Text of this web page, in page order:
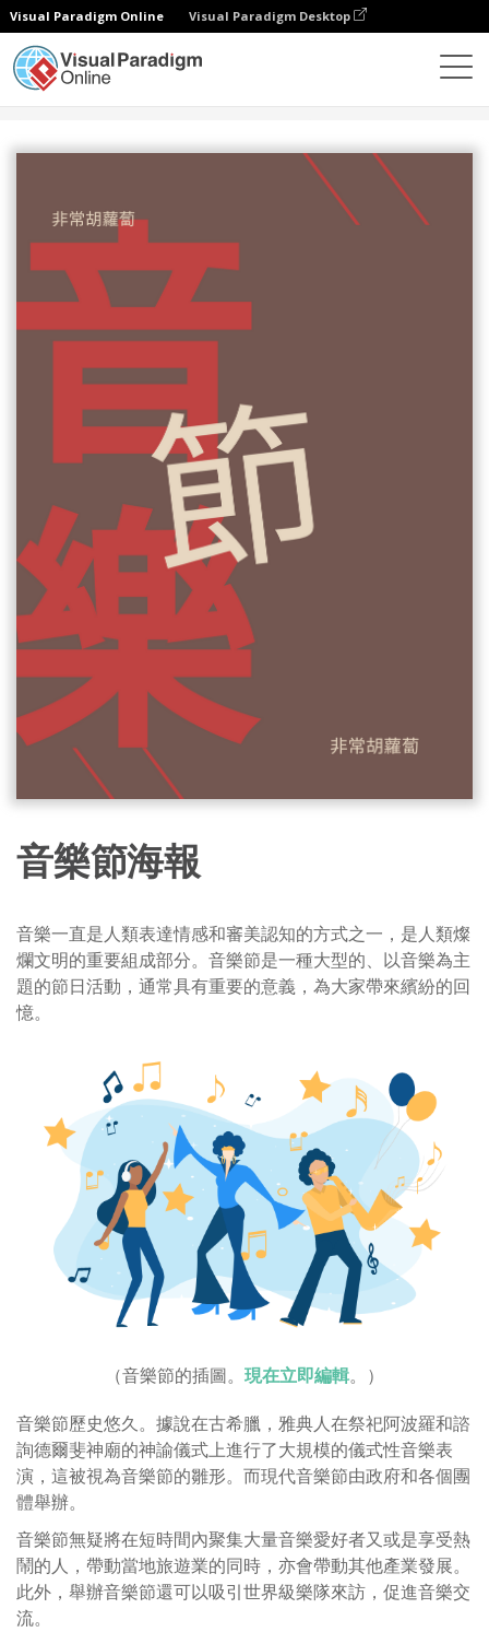
Visual Paradigm Online Visual Paradigm Desktop
音樂節海報
音樂一直是人類表達情感和審美認知的方式之一，是人類燦
爛文明的重要組成部分。音樂節是一種大型的、以音樂為主
題的節日活動，通常具有重要的意義，為大家帶來繽紛的回
憶。
（音樂節的插圖。 現在立即編輯。）
音樂節歷史悠久。據說在古希臘，雅典人在祭祀阿波羅和諮
詢德爾斐神廟的神諭儀式上進行了大規模的儀式性音樂表
演，這被視為音樂節的雛形。而現代音樂節由政府和各個團
體舉辦。
音樂節無疑將在短時間內聚集大量音樂愛好者又或是享受熱
鬧的人，帶動當地旅遊業的同時，亦會帶動其他產業發展。
此外，舉辦音樂節還可以吸引世界級樂隊來訪，促進音樂交
流。